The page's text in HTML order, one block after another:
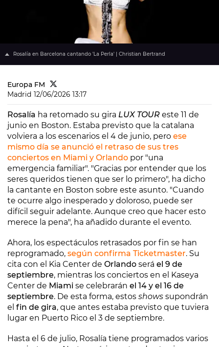
Rosalía en Barcelona cantando 'La Perla' | Christian Bertrand
Europa FM
Madrid 12/06/2026 13:17
Rosalía ha retomado su gira LUX TOUR este 11 de
junio en Boston. Estaba previsto que la catalana
volviera a los escenarios el 4 de junio, pero ese
mismo día se anunció el retraso de sus tres
conciertos en Miami y Orlando por "una
emergencia familiar". "Gracias por entender que los
seres queridos tienen que ser lo primero", ha dicho
la cantante en Boston sobre este asunto. "Cuando
te ocurre algo inesperado y doloroso, puede ser
difícil seguir adelante. Aunque creo que hacer esto
merece la pena", ha añadido durante el evento.
Ahora, los espectáculos retrasados por fin se han
reprogramado, según confirma Ticketmaster. Su
cita con el Kia Center de Orlando será el 9 de
septiembre, mientras los conciertos en el Kaseya
Center de Miami se celebrarán el 14 y el 16 de
septiembre. De esta forma, estos shows supondrán
el fin de gira, que antes estaba previsto que tuviera
lugar en Puerto Rico el 3 de septiembre.
Hasta el 6 de julio, Rosalía tiene programados varios